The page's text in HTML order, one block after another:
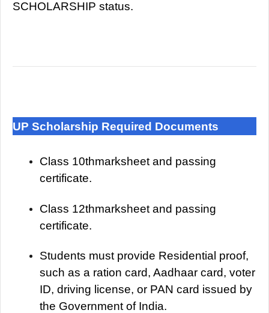
SCHOLARSHIP status.
UP Scholarship Required Documents
Class 10thmarksheet and passing
certificate.
Class 12thmarksheet and passing
certificate.
Students must provide Residential proof,
such as a ration card, Aadhaar card, voter
ID, driving license, or PAN card issued by
the Government of India.